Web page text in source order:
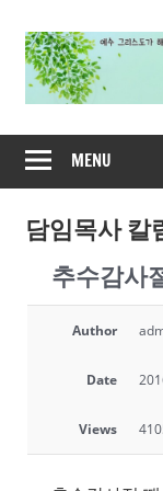
content
MENU
담임목사 칼
추수감사
Author
Date
Views